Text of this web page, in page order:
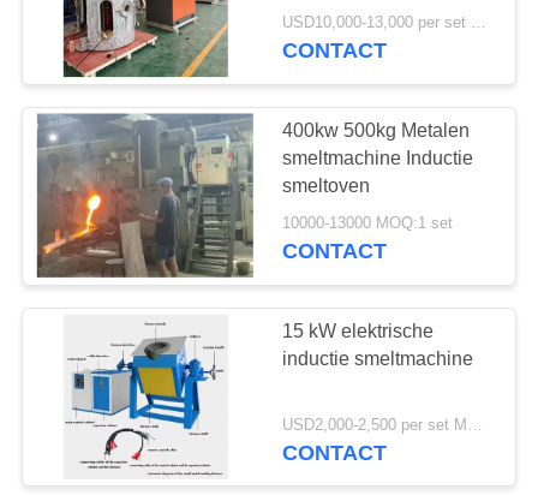
Inductie Solderende
Machine
91
CNC Dovende
Machine
19
smeltapparatuur
USD10,000-13,000 per set MOQ:1 set
CONTACT
400kw 500kg Metalen
smeltmachine Inductie
smeltoven
10000-13000 MOQ:1 set
CONTACT
15 kW elektrische
inductie smeltmachine
CONTACT